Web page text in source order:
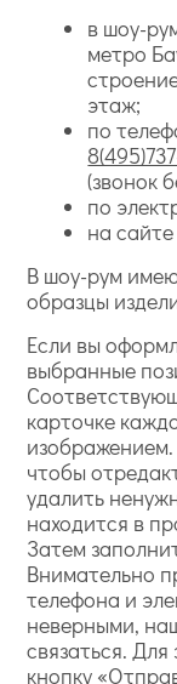
в шоу-
метро
этаж;
по
(звонок
по
на
В шоу-рум
образцы
Если вы
выбранные
карточке
чтобы
удалить
находится в
Затем
Внимательно
телефона и
неверными,
связаться.
кнопку